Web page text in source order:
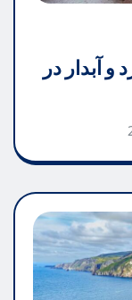
و آبدار در